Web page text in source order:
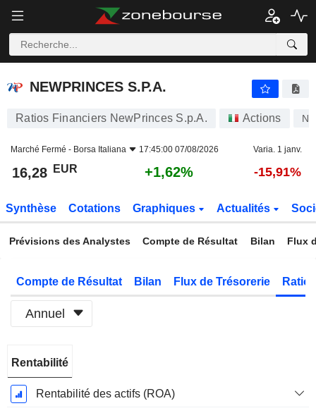
NEWPRINCES S.P.A.
NEWPRINCES S.P.A.
Ratios Financiers NewPrinces S.p.A. Actions
Marché Fermé - Borsa Italiana 17:45:00 07/08/2026 Varia. 1 janv.
16,28 EUR +1,62% -15,91%
Synthèse Cotations Graphiques Actualités
Prévisions des Analystes Compte de Résultat Bilan Flux
Compte de Résultat Bilan Flux de Trésorerie
Annuel
Fiscale:
Décembre
Rentabilité
Rentabilité des actifs (ROA)